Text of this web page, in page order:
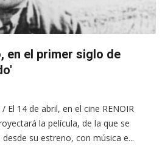
en el primer siglo de
/ El 14 de abril, en el cine RENOIR
la película, de la que se
su estreno, con música e...